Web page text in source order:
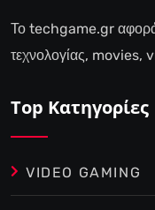
Το techgame.gr αφορά
τεχνολογίας, movies,
Top Κατηγορίες
VIDEO GAMING